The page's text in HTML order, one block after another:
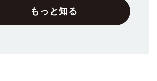
もっと知る